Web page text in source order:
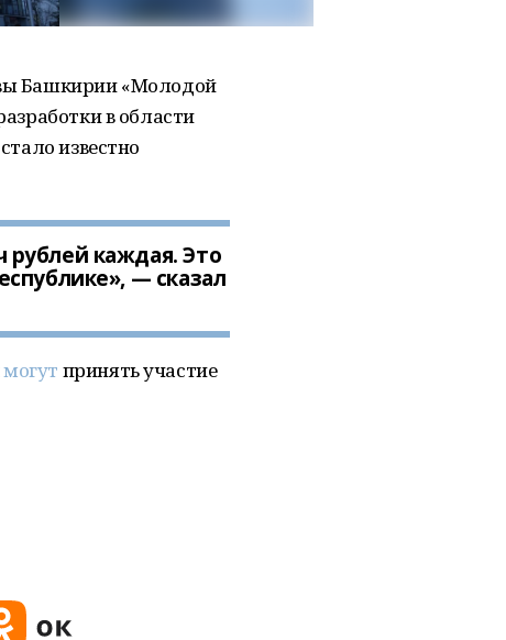
Башкирии «Молодой
в области
известно
каждая. Это
— сказал
могут принять участие